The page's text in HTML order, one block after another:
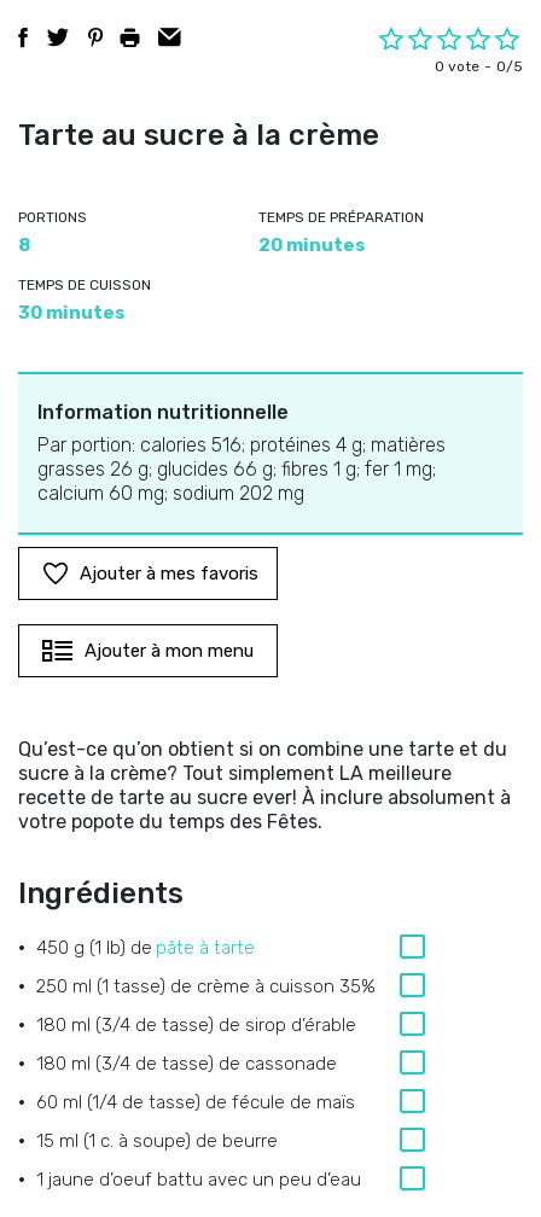
0 vote 0/5
Tarte au sucre à la crème
PORTIONS
8
TEMPS DE PRÉPARATION
20 minutes
TEMPS DE CUISSON
30 minutes
Information nutritionnelle
Par portion: calories 516; protéines 4 g; matières
grasses 26 g; glucides 66 g; fibres 1 g; fer 1 mg;
calcium 60 mg; sodium 202 mg
Ajouter à mes favoris
Ajouter à mon menu
Qu’est-ce qu’on obtient si on combine une tarte et du
sucre à la crème? Tout simplement LA meilleure
recette de tarte au sucre ever! À inclure absolument à
votre popote du temps des Fêtes.
Ingrédients
450 g (1 lb) de pâte à tarte
250 ml (1 tasse) de crème à cuisson 35%
180 ml (3/4 de tasse) de sirop d’érable
180 ml (3/4 de tasse) de cassonade
60 ml (1/4 de tasse) de fécule de maïs
15 ml (1 c. à soupe) de beurre
1 jaune d’oeuf battu avec un peu d’eau